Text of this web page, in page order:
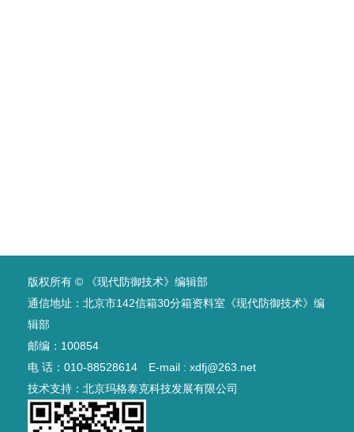
版权所有 © 《现代防御技术》编辑部
通信地址：北京市142信箱30分箱资料室《现代防御技术》编
辑部
邮编：100854
电 话：010-88528614 E-mail : xdfj@263.net
技术支持： 北京玛格泰克科技发展有限公司